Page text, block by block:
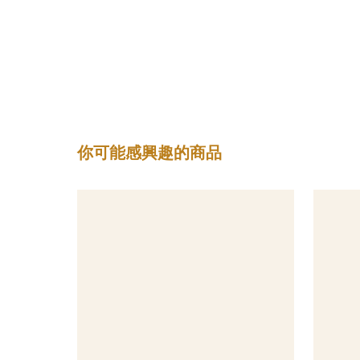
你可能感興趣的商品